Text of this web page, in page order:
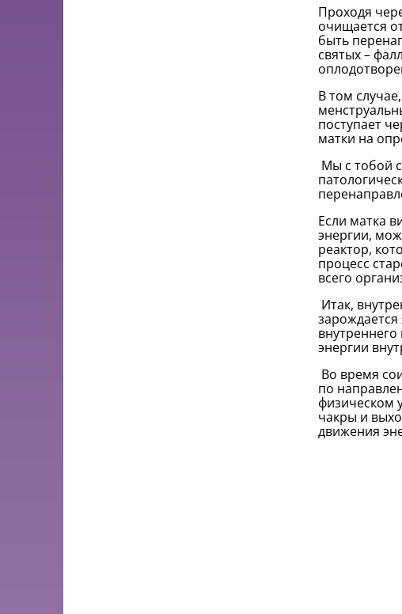
Проходя
очищается
быть
святых –
В том
поступает
матки на
Мы с тобой
Если матка
энергии,
реактор,
процесс
всего
Итак,
зарождается
энергии
Во время
по
физическом
чакры и
движения